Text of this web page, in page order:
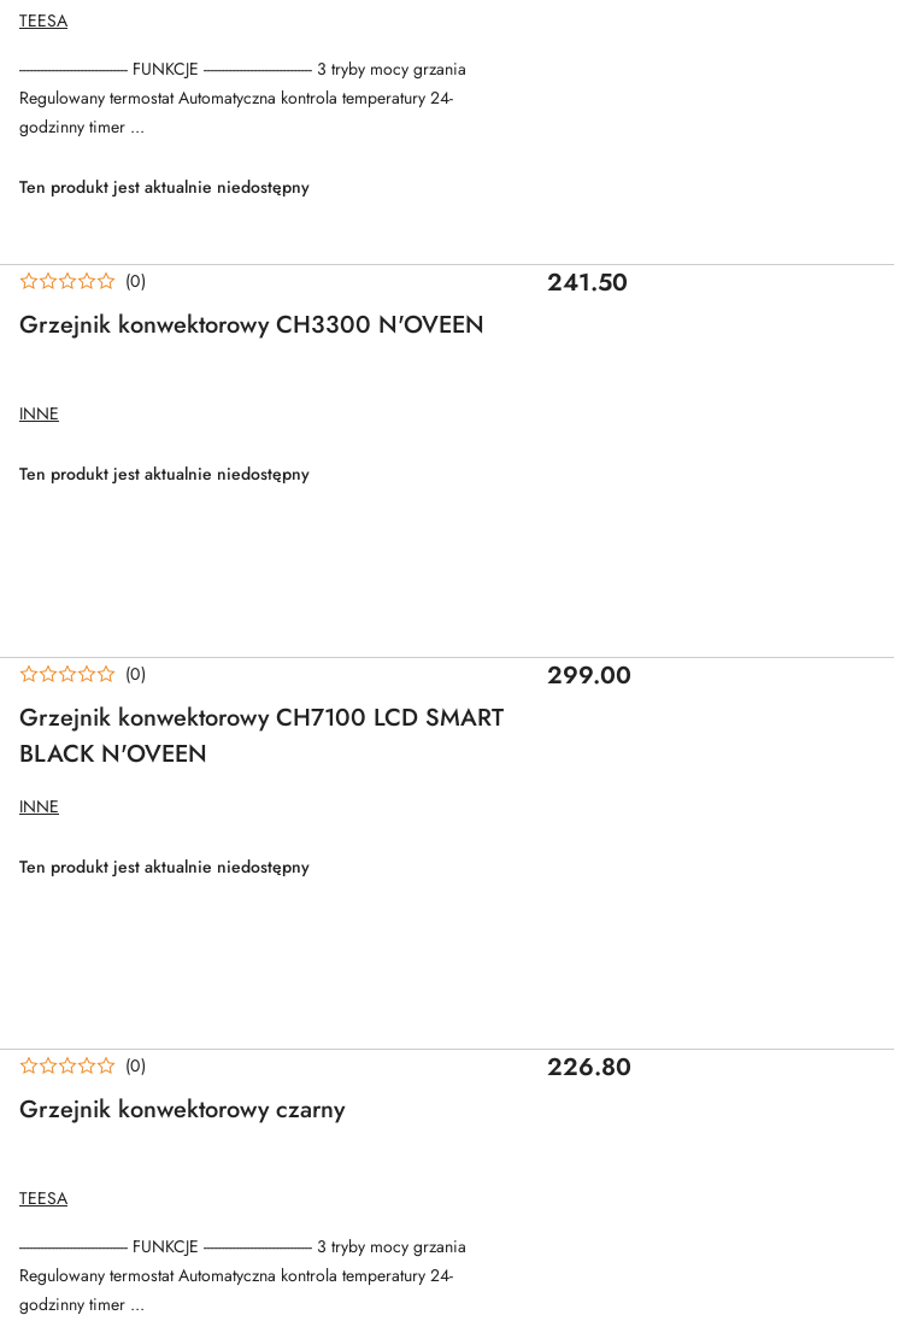
NAZWA
PRODUCENTA:
TEESA
------------------------------ FUNKCJE ------------------------------ 3 tryby mocy grzania
Regulowany termostat Automatyczna kontrola temperatury 24-
godzinny timer ...
Ten produkt jest aktualnie niedostępny
Grzejnik konwektorowy CH3300 N'OVEEN
(0)
NAZWA
PRODUCENTA:
INNE
Ten produkt jest aktualnie niedostępny
Cena:
241.50
Grzejnik konwektorowy CH7100 LCD SMART
BLACK N'OVEEN
(0)
NAZWA
PRODUCENTA:
INNE
Ten produkt jest aktualnie niedostępny
Cena:
299.00
Grzejnik konwektorowy czarny
(0)
NAZWA
PRODUCENTA:
TEESA
------------------------------ FUNKCJE ------------------------------ 3 tryby mocy grzania
Regulowany termostat Automatyczna kontrola temperatury 24-
godzinny timer ...
Cena:
226.80